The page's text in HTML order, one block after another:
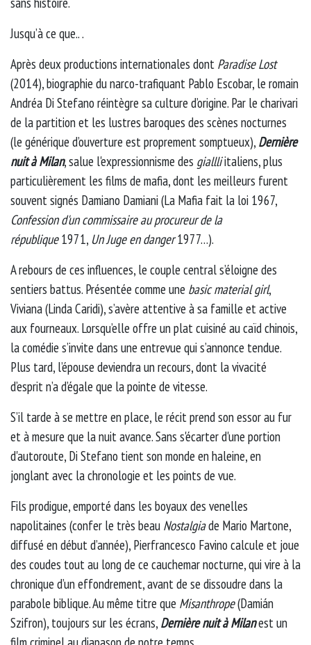
Jusqu’à ce que.. .
Après deux productions internationales dont Paradise Lost
(2014), biographie du narco-trafiquant Pablo Escobar, le romain
Andréa Di Stefano réintègre sa culture d’origine. Par le charivari
de la partition et les lustres baroques des scènes nocturnes
(le générique d’ouverture est proprement somptueux), Dernière
nuit à Milan, salue l'expressionnisme des giallliitaliens, plus
particulièrement les films de mafia, dont les meilleurs furent
souvent signés Damiano Damiani (La Mafia fait la loi 1967,
Confession d'un commissaire au procureur de la
république1971, Un Juge en danger1977…).
A rebours de ces influences, le couple central s’éloigne des
sentiers battus. Présentée comme une basic material girl,
Viviana (Linda Caridi), s’avère attentive à sa famille et active
aux fourneaux. Lorsqu’elle offre un plat cuisiné au caïd chinois,
la comédie s’invite dans une entrevue qui s’annonce tendue.
Plus tard, l’épouse deviendra un recours, dont la vivacité
d’esprit n’a d’égale que la pointe de vitesse.
S’il tarde à se mettre en place, le récit prend son essor au fur
et à mesure que la nuit avance. Sans s'écarter d'une portion
d'autoroute, Di Stefano tient son monde en haleine, en
jonglant avec la chronologie et les points de vue.
Fils prodigue, emporté dans les boyaux des venelles
napolitaines (confer le très beau Nostalgiade Mario Martone,
diffusé en début d’année), Pierfrancesco Favino calcule et joue
des coudes tout au long de ce cauchemar nocturne, qui vire à la
chronique d’un effondrement, avant de se dissoudre dans la
parabole biblique. Au même titre que Misanthrope(Damián
Szifron), toujours sur les écrans, Dernière nuit à Milanest un